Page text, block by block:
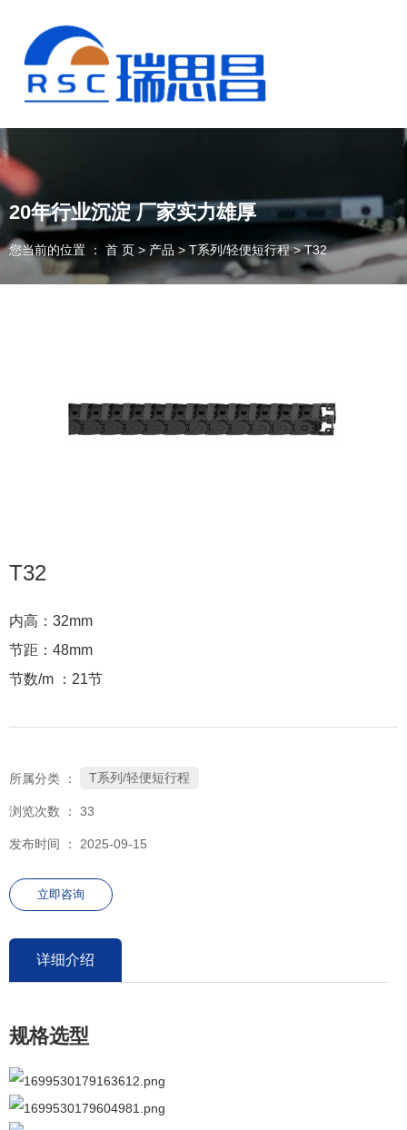
20年行业沉淀 厂家实力雄厚
您当前的位置 ： 首 页 > 产品 > T系列/轻便短行程 >T32
T32
内高：32mm
节距：48mm
节数/m ：21节
所属分类 ： T系列/轻便短行程
浏览次数 ： 33
发布时间 ： 2025-09-15
立即咨询
详细介绍
规格选型